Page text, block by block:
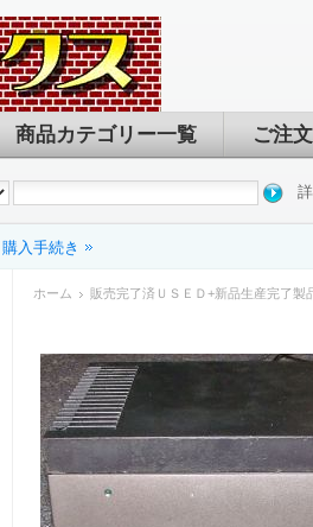
商品カテゴリー一覧 ご注
購入手続き
ホーム 販売完了済ＵＳＥＤ+新品生産完了製